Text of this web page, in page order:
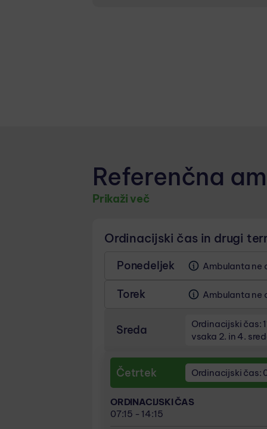
Referenčna
Prikaži več
Ordinacijski čas in drugi
Ponedeljek Ambulanta ne
Torek Ambulanta ne
Sreda
Ordinacijski čas:
vsaka 2. in 4.
ORDINACIJSKI ČAS
11:30 - 18:30
vsaka 2. in 4.
07:15 - 14:15
vsaka 1. in 3. sreda
MALICA
Četrtek Ordinacijski čas:
ORDINACIJSKI ČAS
07:15 - 14:15